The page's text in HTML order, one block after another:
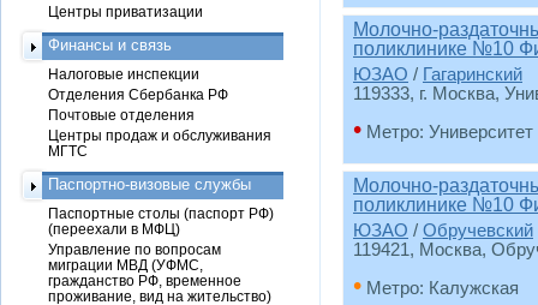
Молочно-
поликлинике №10
ЮЗАО / Гагаринский
119333, г. Москва,
• Метро: Университет
Молочно-
поликлинике №10
ЮЗАО / Обручевский
119421, Москва,
• Метро: Калужская
Центры приватизации
Финансы и связь
Налоговые инспекции
Отделения Сбербанка РФ
Почтовые отделения
Центры продаж и обслуживания
МГТС
Паспортно-визовые службы
Паспортные столы (паспорт РФ)
(переехали в МФЦ)
Управление по вопросам
миграции МВД (УФМС,
гражданство РФ, временное
проживание, вид на жительство)